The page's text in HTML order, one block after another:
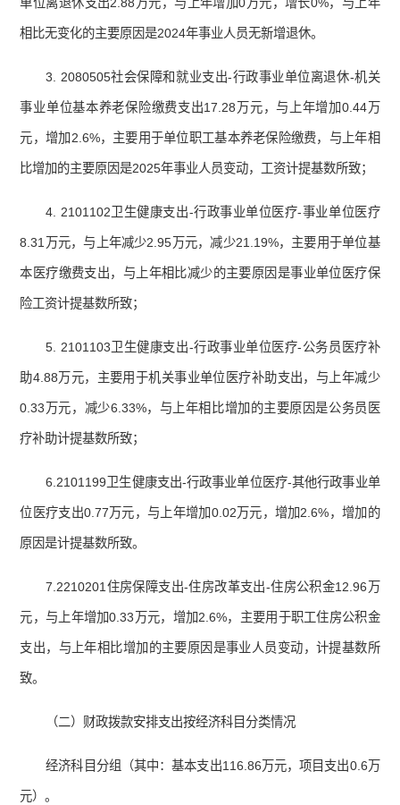
相比无变化的主要原因是2024年事业人员无新增退休。
3. 2080505社会保障和就业支出-行政事业单位离退休-机关
事业单位基本养老保险缴费支出17.28万元，与上年增加0.44万
元，增加2.6%，主要用于单位职工基本养老保险缴费，与上年相
比增加的主要原因是2025年事业人员变动，工资计提基数所致；
4. 2101102卫生健康支出-行政事业单位医疗-事业单位医疗
8.31万元，与上年减少2.95万元，减少21.19%，主要用于单位基
本医疗缴费支出，与上年相比减少的主要原因是事业单位医疗保
险工资计提基数所致；
5. 2101103卫生健康支出-行政事业单位医疗-公务员医疗补
助4.88万元，主要用于机关事业单位医疗补助支出，与上年减少
0.33万元，减少6.33%，与上年相比增加的主要原因是公务员医
疗补助计提基数所致；
6.2101199卫生健康支出-行政事业单位医疗-其他行政事业单
位医疗支出0.77万元，与上年增加0.02万元，增加2.6%，增加的
原因是计提基数所致。
7.2210201住房保障支出-住房改革支出-住房公积金12.96万
元，与上年增加0.33万元，增加2.6%，主要用于职工住房公积金
支出，与上年相比增加的主要原因是事业人员变动，计提基数所
致。
（二）财政拨款安排支出按经济科目分类情况
经济科目分组（其中：基本支出116.86万元，项目支出0.6万
元）。